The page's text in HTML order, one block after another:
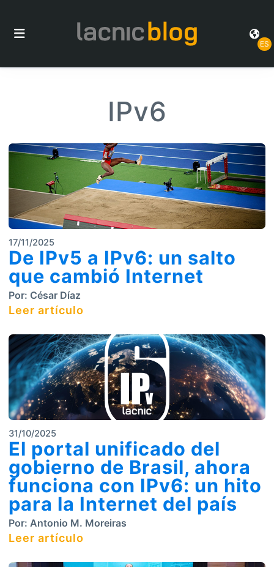
ES
IPv6
17/11/2025
De IPv5 a IPv6: un salto
que cambió Internet
Por: César Díaz
Leer artículo
31/10/2025
El portal unificado del
gobierno de Brasil, ahora
funciona con IPv6: un hito
para la Internet del país
Por: Antonio M. Moreiras
Leer artículo